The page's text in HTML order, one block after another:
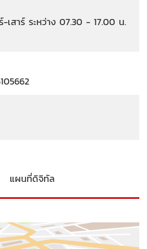
เสาร์ ระหว่าง 07.30 - 17.00 น.
แผนที่ดิจิทัล